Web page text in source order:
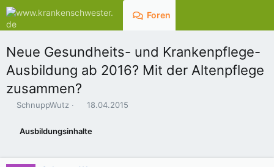
Foren
Neue Gesundheits- und Krankenpflege-
Ausbildung ab 2016? Mit der Altenpflege
zusammen?
E
l
SchnuppWutz
E
t
l
18.04.2015
Ausbildungsinhalte